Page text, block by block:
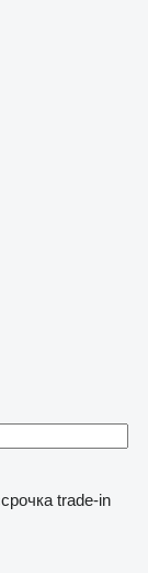
trade-in